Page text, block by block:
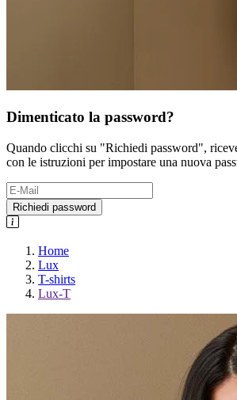
Dimenticato la password?
Quando clicchi su "Richiedi password",
con le istruzioni per impostare una nuova
Richiedi password
Home
Lux
T-shirts
Lux-T